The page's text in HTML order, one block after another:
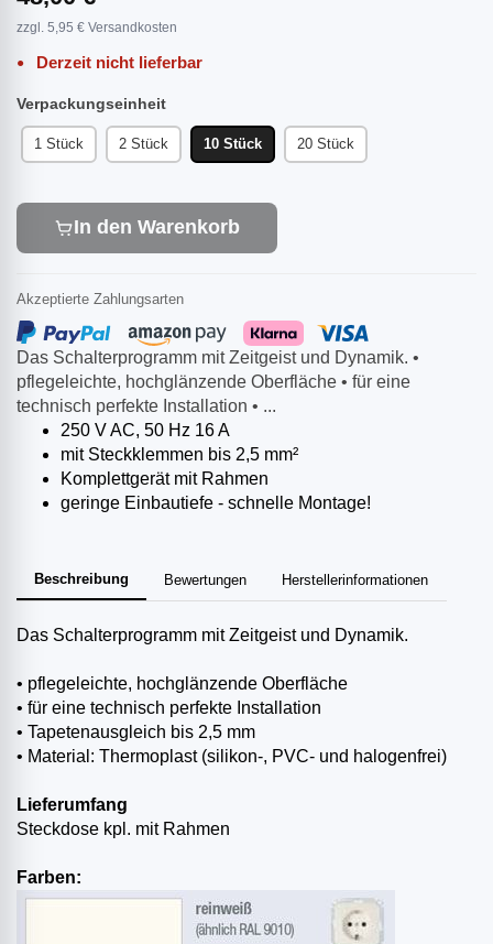
Das Schalterprogramm mit Zeitgeist und Dynamik. •
pflegeleichte, hochglänzende Oberfläche • für eine
technisch perfekte Installation • ...
250 V AC, 50 Hz 16 A
mit Steckklemmen bis 2,5 mm²
Komplettgerät mit Rahmen
geringe Einbautiefe - schnelle Montage!
Beschreibung Bewertungen Herstellerinformationen
Das Schalterprogramm mit Zeitgeist und Dynamik.
• pflegeleichte, hochglänzende Oberfläche
• für eine technisch perfekte Installation
• Tapetenausgleich bis 2,5 mm
• Material: Thermoplast (silikon-, PVC- und halogenfrei)
Lieferumfang
Steckdose kpl. mit Rahmen
Farben:
zzgl. 5,95 € Versandkosten
Derzeit nicht lieferbar
Verpackungseinheit
1 Stück 2 Stück 10 Stück 20 Stück
In den Warenkorb
Akzeptierte Zahlungsarten